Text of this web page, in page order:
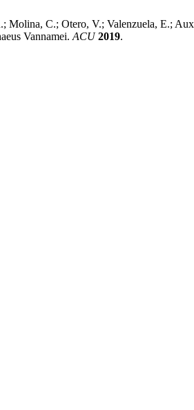
Molina, C.; Otero, V.; Valenzuela, E.;
Vannamei. ACU 2019.